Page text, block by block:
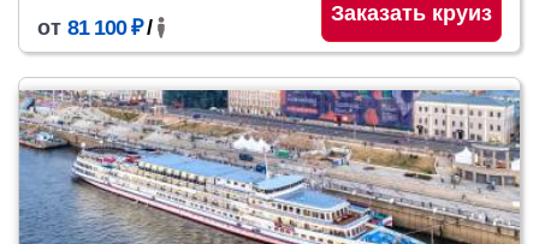
от 81 100 ₽/
Заказать круиз